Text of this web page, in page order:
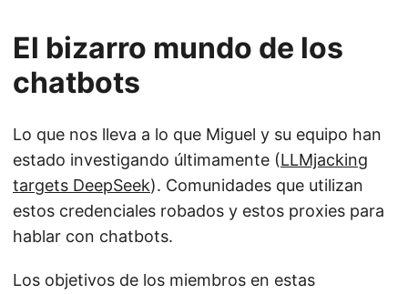
El bizarro mundo de los
chatbots
Lo que nos lleva a lo que Miguel y su equipo han
estado investigando últimamente (LLMjacking
targets DeepSeek). Comunidades que utilizan
estos credenciales robados y estos proxies para
hablar con chatbots.
Los objetivos de los miembros en estas